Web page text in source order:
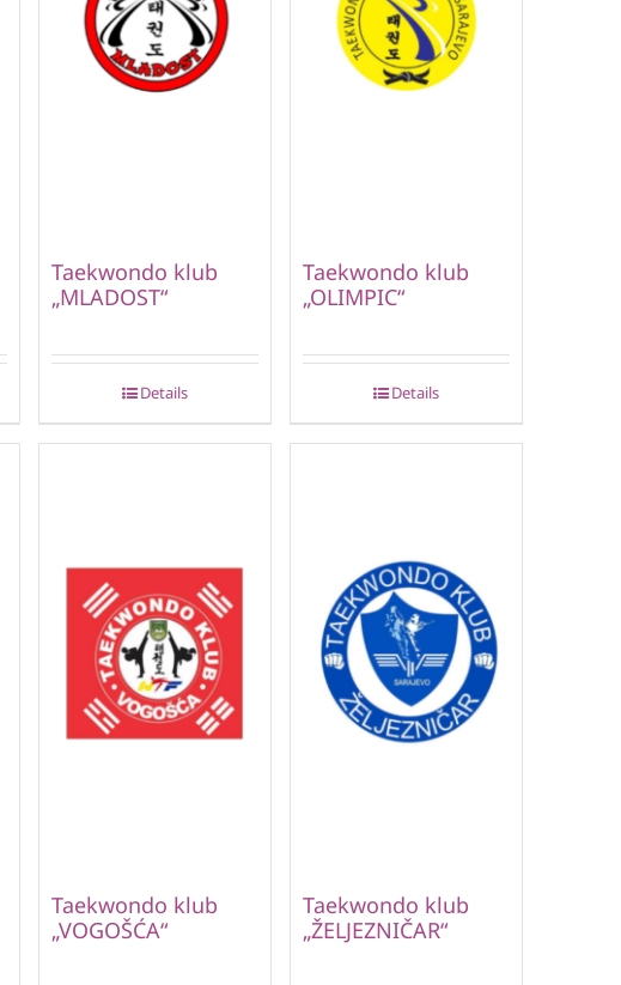
Taekwondo klub
„MLADOST“
Details
Taekwondo klub
„OLIMPIC“
Details
Taekwondo klub
„VOGOŠĆA“
Taekwondo klub
„ŽELJEZNIČAR“